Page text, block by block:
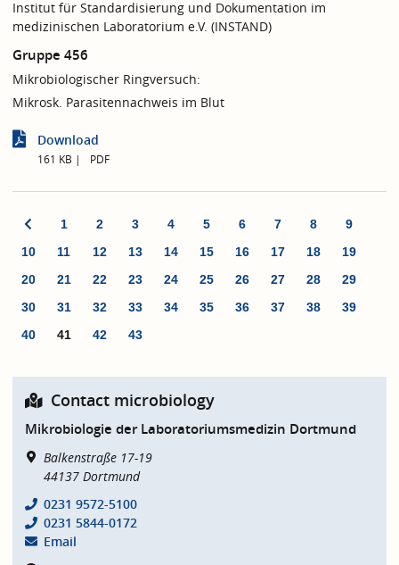
Institut für Standardisierung und Dokumentation im
medizinischen Laboratorium e.V. (INSTAND)
Gruppe 456
Mikrobiologischer Ringversuch:
Mikrosk. Parasitennachweis im Blut
Download
161 KB PDF
1 2 3 4 5 6 7 8
9
10
11 12 13 14 15 16 17 18
19
20
21 22 23 24 25 26 27 28
29
30
31 32 33 34 35 36 37 38
39
40
41 42 43
Contact microbiology
Mikrobiologie der Laboratoriumsmedizin Dortmund
Balkenstraße 17-19
44137 Dortmund
0231 9572-5100
0231 5844-0172
Email